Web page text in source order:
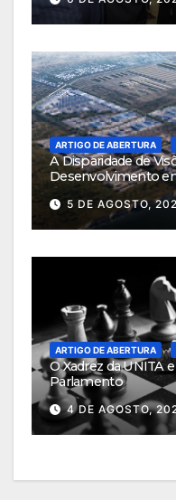
ARTIGO DE ABERTURA
A Disparidade de
Desenvolvimento
5 DE AGOSTO,
ARTIGO DE ABERTURA
O Xadrez da UNITA
Parlamento
4 DE AGOSTO,